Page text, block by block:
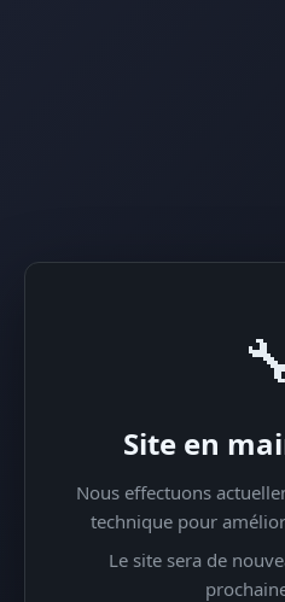
Site en
Nous effectuons
technique pour
Le site sera de